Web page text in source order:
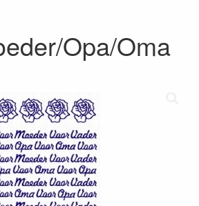
Opa/Oma